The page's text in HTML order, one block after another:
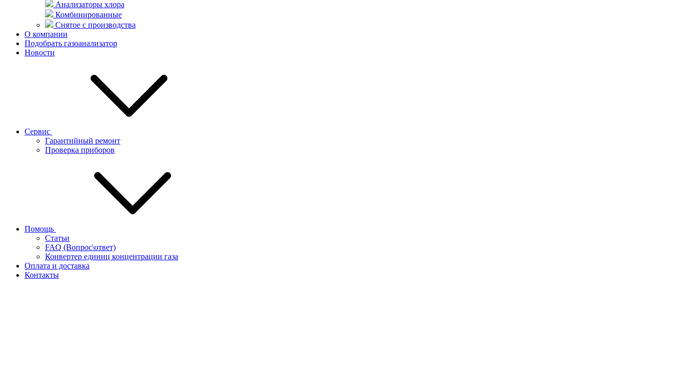
Анализаторы хлора
Комбинированные
Снятое с производства
О компании
Подобрать газоанализатор
Новости
Сервис
Гарантийный ремонт
Проверка приборов
Помощь
Статьи
FAQ (Вопрос\ответ)
Конвертер единиц концентрации газа
Оплата и доставка
Контакты